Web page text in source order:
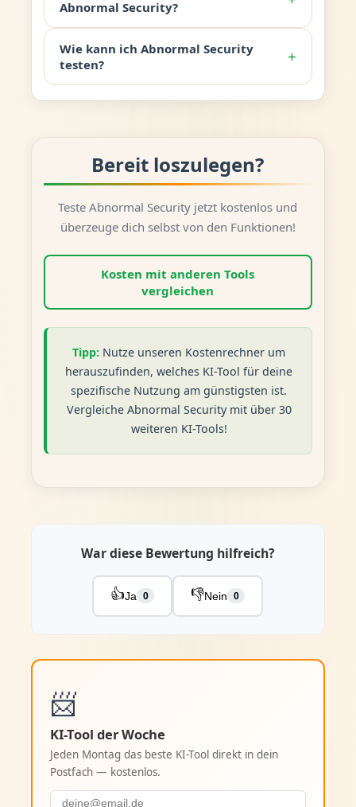
Abnormal Security?
Wie kann ich Abnormal Security
testen?
+
Bereit loszulegen?
Teste Abnormal Security jetzt kostenlos und
überzeuge dich selbst von den Funktionen!
Kosten mit anderen Tools
vergleichen
Tipp: Nutze unseren Kostenrechner um
herauszufinden, welches KI-Tool für deine
spezifische Nutzung am günstigsten ist.
Vergleiche Abnormal Security mit über 30
weiteren KI-Tools!
War diese Bewertung hilfreich?
👍Ja 0 👎Nein 0
📨
KI-Tool der Woche
Jeden Montag das beste KI-Tool direkt in dein
Postfach — kostenlos.